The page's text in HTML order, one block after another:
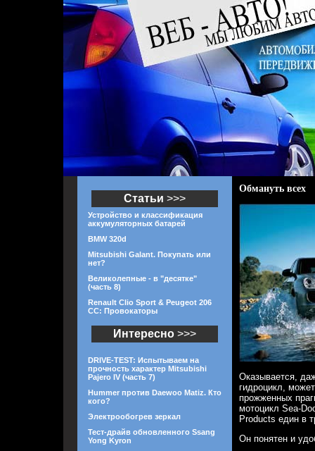
Статьи >>>
Устройство и классификация
аккумуляторных батарей
BMW 320d
Mitsubishi Galant. Покупать или
нет?
Великолепные - в "десятке"
(часть 8)
Renault Clio Sport & Peugeot 206
CC: Провокаторы
Интересно >>>
DRIVE-TEST: Испытываем на
прочность характер Mitsubishi
Pajero IV (часть 7)
Hummer против Daewoo Matiz. Кто
кого?
Электрообогрев зеркал
Тест-драйв обновленного Ssang
Yong Kyron
Обмануть всех
Оказывается,
гидроцикл,
прожженных
мотоцикл Sea-
Products един в
Он понятен и